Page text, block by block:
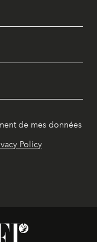
de mes données
Policy